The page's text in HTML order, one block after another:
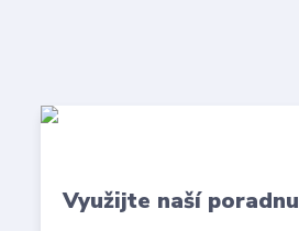
Využijte naší poradnu